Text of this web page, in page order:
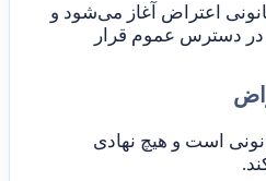
اعتراض آغاز می‌شود و
دسترس عموم قرار
است و هیچ نهادی